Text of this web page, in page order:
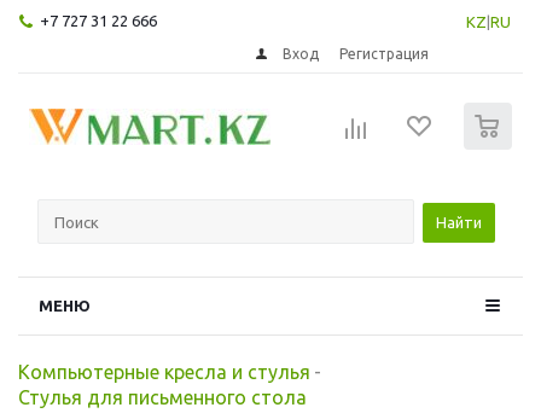
+7 727 31 22 666 KZ RU
Вход Регистрация
Найти
МЕНЮ
Компьютерные кресла и стулья -
Стулья для письменного стола